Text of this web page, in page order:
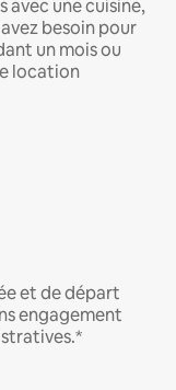
avec une cuisine,
besoin pour
un mois ou
location
et de départ
engagement